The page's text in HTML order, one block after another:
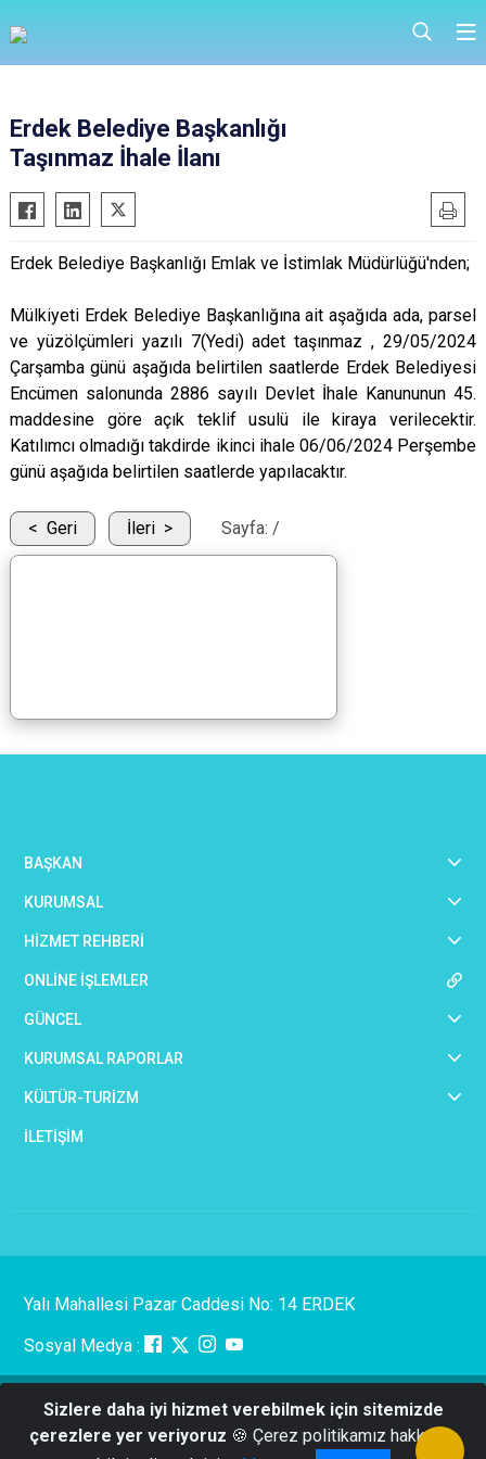
Erdek Belediye Başkanlığı
Taşınmaz İhale İlanı
Erdek Belediye Başkanlığı Emlak ve İstimlak Müdürlüğü'nden;
Mülkiyeti Erdek Belediye Başkanlığına ait aşağıda ada, parsel
ve yüzölçümleri yazılı 7(Yedi) adet taşınmaz , 29/05/2024
Çarşamba günü aşağıda belirtilen saatlerde Erdek Belediyesi
Encümen salonunda 2886 sayılı Devlet İhale Kanununun 45.
maddesine göre açık teklif usulü ile kiraya verilecektir.
Katılımcı olmadığı takdirde ikinci ihale 06/06/2024 Perşembe
günü aşağıda belirtilen saatlerde yapılacaktır.
Geri İleri Sayfa: /
BAŞKAN
KURUMSAL
HİZMET REHBERİ
ONLİNE İŞLEMLER
GÜNCEL
KURUMSAL RAPORLAR
KÜLTÜR-TURİZM
İLETİŞİM
Yalı Mahallesi Pazar Caddesi No: 14 ERDEK
Sosyal Medya :
© 2022- Erdek Belediye Başkanlığı Bilgi İşlem Müdürlüğü
Tarafından Hazırlanmıştır.
Sizlere daha iyi hizmet verebilmek için sitemizde
çerezlere yer veriyoruz 🍪 Çerez politikamız hakkında